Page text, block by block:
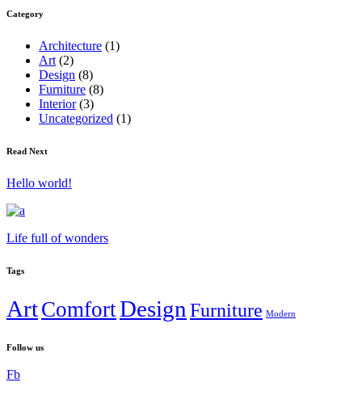
Category
Architecture (1)
Art (2)
Design (8)
Furniture (8)
Interior(3)
Uncategorized (1)
Read Next
Hello world!
Life full of wonders
Tags
ArtComfortDesign Furniture Modern
Follow us
Fb